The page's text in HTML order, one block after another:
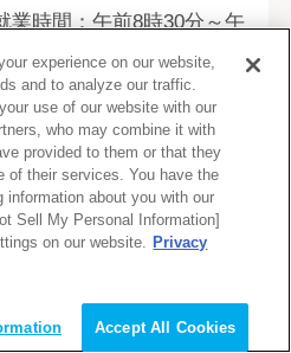
業時間：午前8時30分～午
20分 (うち、休憩時間は
から午後1時)
間外勤務および休日勤
業務上その他の必要があ
きは勤務あり
レックスタイム制度あり
他
experience on our website,
and to analyze our traffic.
use of our website with our
who may combine it with
provided to them or that they
of their services. You have the
information about you with our
Sell My Personal Information]
on our website. Privacy
Accept All Cookies